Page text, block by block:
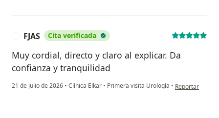
FJAS Cita verificada
Muy cordial, directo y claro al explicar. Da
confianza y tranquilidad
21 de julio de 2026 • Clínica Elkar • Primera visita Urología • en opinión del
Reportar